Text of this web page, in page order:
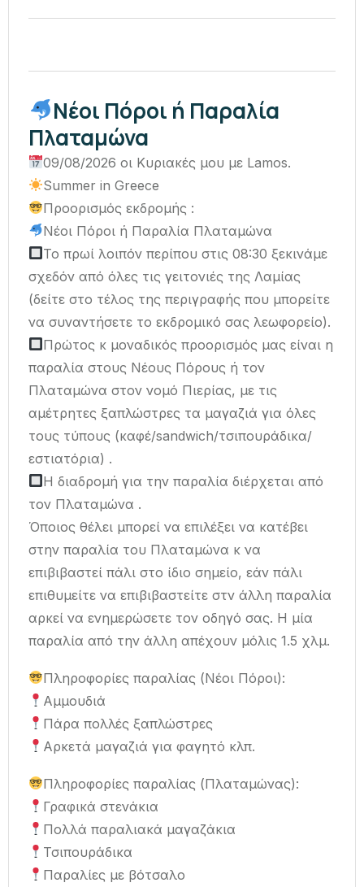
Νέοι Πόροι ή Παραλία
Πλαταμώνα
09/08/2026 οι Κυριακές μου με Lamos.
Summer in Greece
Προορισμός εκδρομής :
Νέοι Πόροι ή Παραλία Πλαταμώνα
Το πρωί λοιπόν περίπου στις 08:30 ξεκινάμε
σχεδόν από όλες τις γειτονιές της Λαμίας
(δείτε στο τέλος της περιγραφής που μπορείτε
να συναντήσετε το εκδρομικό σας λεωφορείο).
Πρώτος κ μοναδικός προορισμός μας είναι η
παραλία στους Νέους Πόρους ή τον
Πλαταμώνα στον νομό Πιερίας, με τις
αμέτρητες ξαπλώστρες τα μαγαζιά για όλες
τους τύπους (καφέ/sandwich/τσιπουράδικα/
εστιατόρια) .
Η διαδρομή για την παραλία διέρχεται από
τον Πλαταμώνα .
Όποιος θέλει μπορεί να επιλέξει να κατέβει
στην παραλία του Πλαταμώνα κ να
επιβιβαστεί πάλι στο ίδιο σημείο, εάν πάλι
επιθυμείτε να επιβιβαστείτε στν άλλη παραλία
αρκεί να ενημερώσετε τον οδηγό σας. Η μία
παραλία από την άλλη απέχουν μόλις 1.5 χλμ.
Πληροφορίες παραλίας (Νέοι Πόροι):
Αμμουδιά
Πάρα πολλές ξαπλώστρες
Αρκετά μαγαζιά για φαγητό κλπ.
Πληροφορίες παραλίας (Πλαταμώνας):
Γραφικά στενάκια
Πολλά παραλιακά μαγαζάκια
Τσιπουράδικα
Παραλίες με βότσαλο